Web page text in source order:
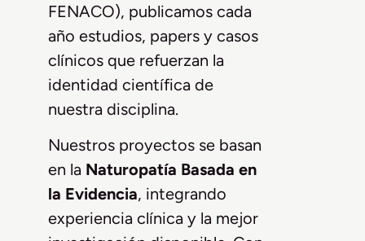
FENACO), publicamos cada
año estudios, papers y casos
clínicos que refuerzan la
identidad científica de
nuestra disciplina.
Nuestros proyectos se basan
en la Naturopatía Basada en
la Evidencia, integrando
experiencia clínica y la mejor